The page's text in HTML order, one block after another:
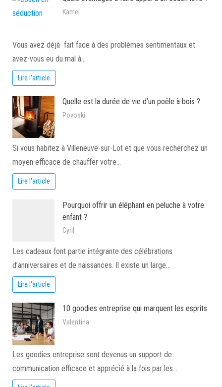
Kamel
Vous avez déjà fait face à des problèmes sentimentaux et
avez-vous eu du mal à…
Lire l'article
Quelle est la durée de vie d’un poêle à bois ?
Povoski
Si vous habitez à Villeneuve-sur-Lot et que vous recherchez un
moyen efficace de chauffer votre…
Lire l'article
Pourquoi offrir un éléphant en peluche à votre
enfant ?
Cyril
Les cadeaux font partie intégrante des célébrations
d’anniversaires et de naissances. Il existe un large…
Lire l'article
10 goodies entreprise qui marquent les esprits
Valentina
Les goodies entreprise sont devenus un support de
communication efficace et apprécié à la fois par les…